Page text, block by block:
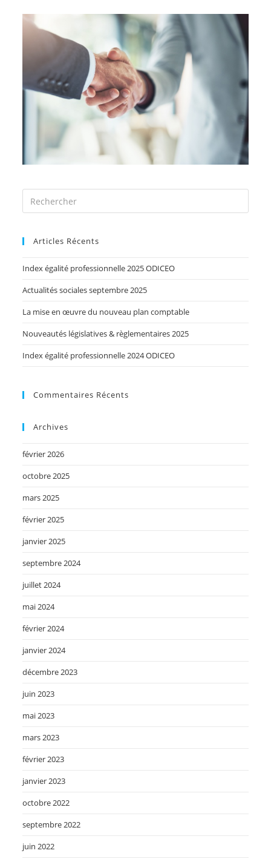
Articles Récents
Index égalité professionnelle 2025 ODICEO
Actualités sociales septembre 2025
La mise en œuvre du nouveau plan comptable
Nouveautés législatives & règlementaires 2025
Index égalité professionnelle 2024 ODICEO
Commentaires Récents
Archives
février 2026
octobre 2025
mars 2025
février 2025
janvier 2025
septembre 2024
juillet 2024
mai 2024
février 2024
janvier 2024
décembre 2023
juin 2023
mai 2023
mars 2023
février 2023
janvier 2023
octobre 2022
septembre 2022
juin 2022